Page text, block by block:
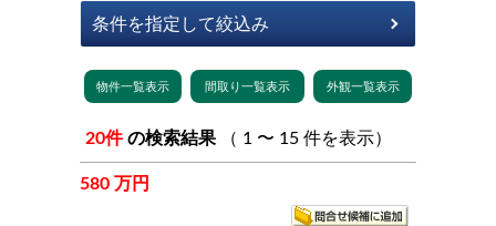
20件 の検索結果 （ 1 〜 15 件を表示）
580 万円